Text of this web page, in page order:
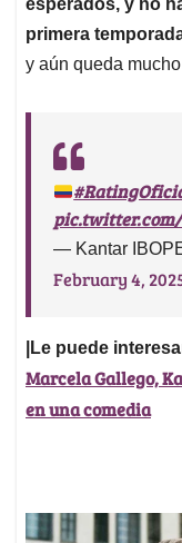
esperados, y no
primera
y aún queda
— Kantar
February 4,
|Le puede
Marcela Gallego,
en una comedia